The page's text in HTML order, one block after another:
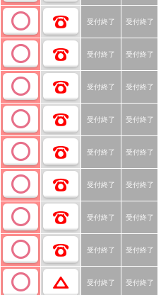
受付終了 受付終了
受付終了 受付終了
受付終了 受付終了
受付終了 受付終了
受付終了 受付終了
受付終了 受付終了
受付終了 受付終了
受付終了 受付終了
受付終了 受付終了